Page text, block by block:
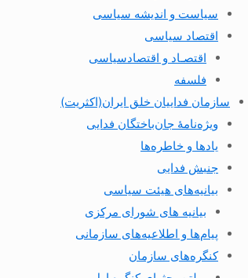
سیاست و اندیشه سیاسی
اقتصاد سیاسی
اقتصـاد و اقتصاد‌سیاسی
فلسفه
سازمان فداییان خلق ایران(اکثریت)
ویژه‌نامهٔ جان‌باختگان فدایی
یادها و خاطره‌ها
جنبش فدایی
بیانیه‌های هیئت سیاسی
بیانیه های شورای مرکزی
پیام‌ها و اطلاعیه‌های سازمانی
کنگره‌های سازمان